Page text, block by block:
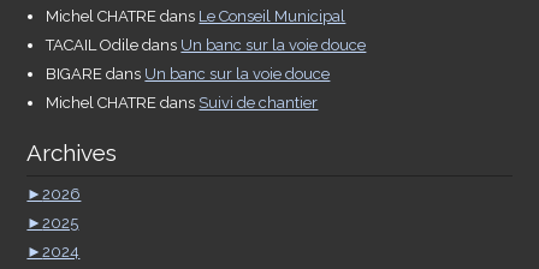
Michel CHATRE dans Le Conseil Municipal
TACAIL Odile dans Un banc sur la voie douce
BIGARE dans Un banc sur la voie douce
Michel CHATRE dans Suivi de chantier
Archives
►2026
►2025
►2024